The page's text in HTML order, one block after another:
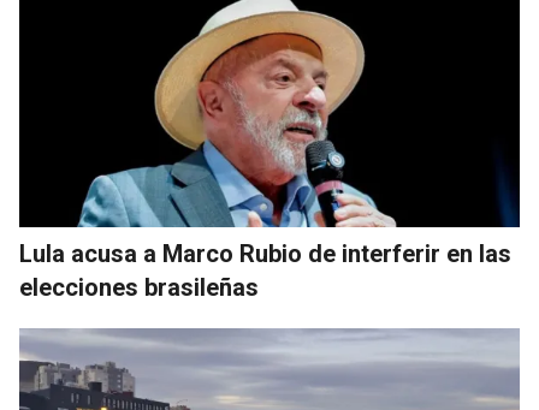
Lula acusa a Marco Rubio de interferir en las
elecciones brasileñas